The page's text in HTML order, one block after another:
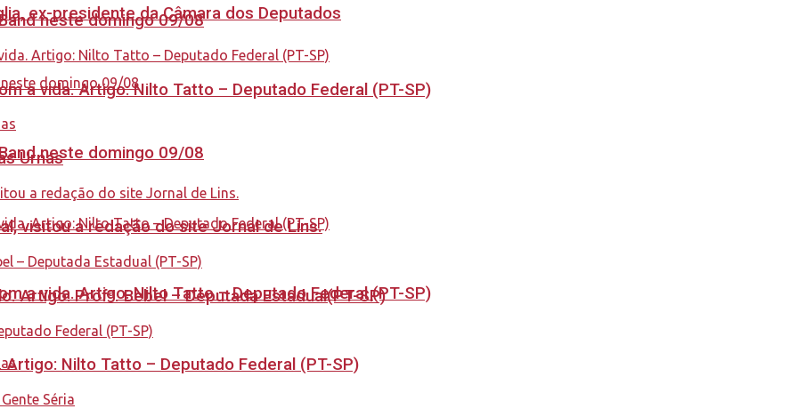
ex-presidente da Câmara dos Deputados
neste domingo 09/08
a vida. Artigo: Nilto Tatto – Deputado Federal (PT-SP)
neste domingo 09/08
a vida. Artigo: Nilto Tatto – Deputado Federal (PT-SP)
Urnas
visitou a redação do site Jornal de Lins.
Artigo: Profª. Bebel – Deputada Estadual(PT-SP)
Nilto Tatto – Deputado Federal (PT-SP)